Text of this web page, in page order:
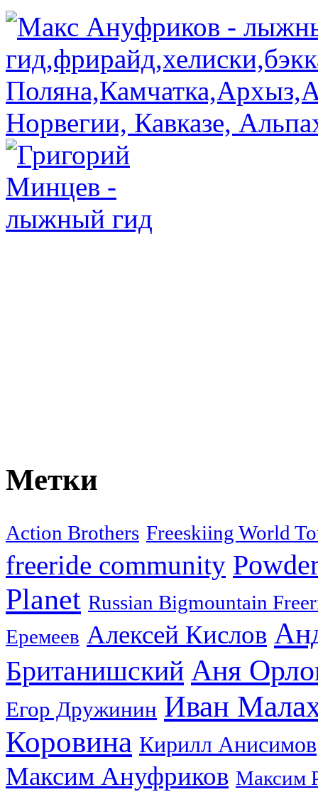
Метки
Action Brothers Freeskiing World
freeride community
Planet Russian Bigmountain
Еремеев Алексей Кислов
Британишский Аня
Егор Дружинин Иван
Коровина Кирилл Анисимов
Максим Ануфриков Максим